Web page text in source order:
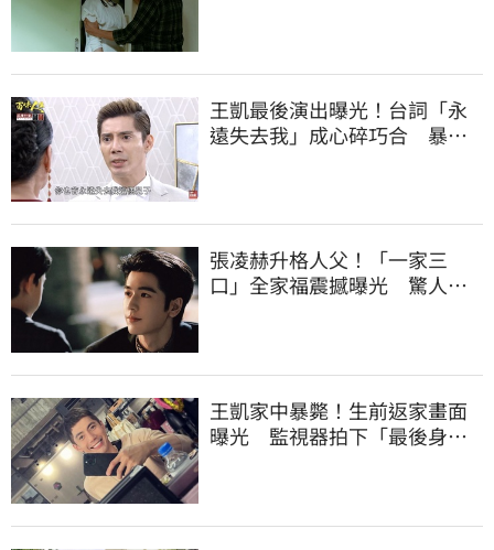
王凱最後演出曝光！台詞「永
遠失去我」成心碎巧合 暴瘦
張凌赫升格人父！「一家三
口」全家福震撼曝光 驚人反
王凱家中暴斃！生前返家畫面
曝光 監視器拍下「最後身